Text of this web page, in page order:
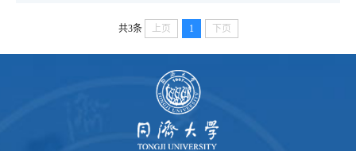
共3条 上页 1 下页